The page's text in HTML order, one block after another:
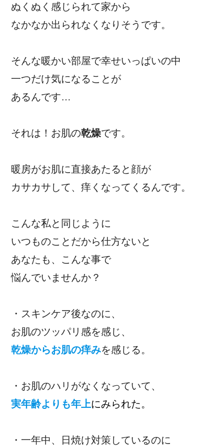
ぬくぬく感じられて家から
なかなか出られなくなりそうです。
そんな暖かい部屋で幸せいっぱいの中
一つだけ気になることが
あるんです…
それは！お肌の乾燥です。
暖房がお肌に直接あたると顔が
カサカサして、痒くなってくるんです。
こんな私と同じように
いつものことだから仕方ないと
あなたも、こんな事で
悩んでいませんか？
・スキンケア後なのに、
お肌のツッパリ感を感じ、
乾燥からお肌の痒みを感じる。
・お肌のハリがなくなっていて、
実年齢よりも年上にみられた。
・一年中、日焼け対策しているのに